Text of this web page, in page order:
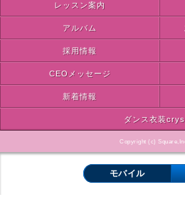
レッスン案内
アルバム
採用情報
CEOメッセージ
新着情報
ダンス衣装
Copyright (c)
モバイル